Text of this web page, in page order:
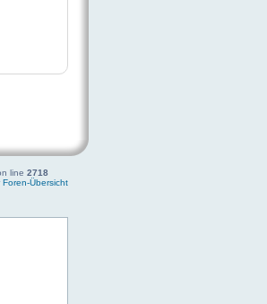
line 2718
Foren-Übersicht